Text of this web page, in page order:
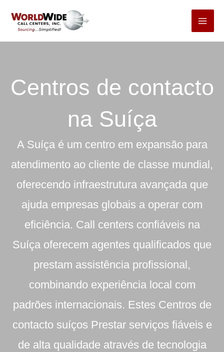
para
Centros de contacto
na Suíça
A Suíça é um centro em expansão para
atendimento ao cliente de classe mundial,
oferecendo infraestrutura avançada que
ajuda empresas globais a operar com
eficiência. Call centers confiáveis na
Suíça oferecem agentes qualificados que
prestam assistência profissional,
combinando experiência local com
padrões internacionais. Estes Centros de
contacto suíços Prestar serviços fiáveis e
de alta qualidade através de tecnologia